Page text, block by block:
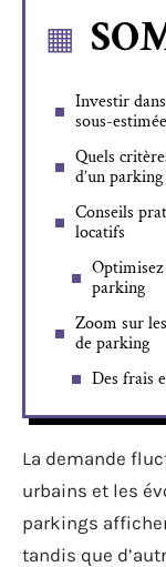
Investir
sous-estimée
Quels
d’un parking
Conseils
locatifs
parking
Zoom sur
de parking
Des frais
La demande
urbains et les
parkings
tandis que